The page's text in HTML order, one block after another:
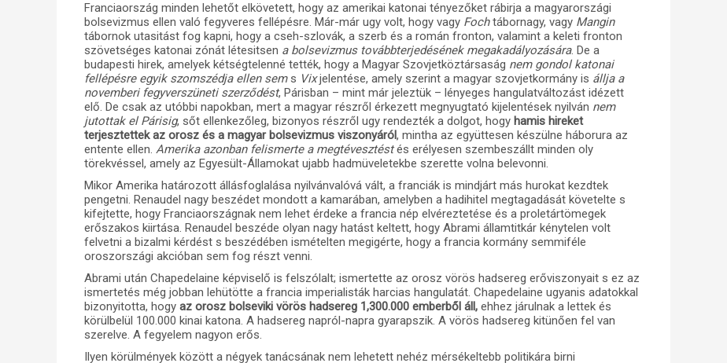
Franciaország minden lehetőt elkövetett, hogy az amerikai katonai tényezőket rábirja a magyarországi
bolsevizmus ellen való fegyveres fellépésre. Már-már ugy volt, hogy vagy Fochtábornagy, vagy Mangin
tábornok utasitást fog kapni, hogy a cseh-szlovák, a szerb és a román fronton, valamint a keleti fronton
szövetséges katonai zónát létesitsen a bolsevizmus továbbterjedésének megakadályozására. De a
budapesti hirek, amelyek kétségtelenné tették, hogy a Magyar Szovjetköztársaság nem gondol katonai
fellépésre egyik szomszédja ellen sems Vixjelentése, amely szerint a magyar szovjetkormány is állja a
novemberi fegyverszüneti szerződést, Párisban – mint már jeleztük – lényeges hangulatváltozást idézett
elő. De csak az utóbbi napokban, mert a magyar részről érkezett megnyugtató kijelentések nyilván nem
jutottak el Párisig, sőt ellenkezőleg, bizonyos részről ugy rendezték a dolgot, hogy hamis hireket
terjesztettek az orosz és a magyar bolsevizmus viszonyáról, mintha az együttesen készülne háborura az
entente ellen. Amerika azonban felismerte a megtévesztéstés erélyesen szembeszállt minden oly
törekvéssel, amely az Egyesült-Államokat ujabb hadmüveletekbe szerette volna belevonni.
Mikor Amerika határozott állásfoglalása nyilvánvalóvá vált, a franciák is mindjárt más hurokat kezdtek
pengetni. Renaudel nagy beszédet mondott a kamarában, amelyben a hadihitel megtagadását követelte s
kifejtette, hogy Franciaországnak nem lehet érdeke a francia nép elvéreztetése és a proletártömegek
erőszakos kiirtása. Renaudel beszéde olyan nagy hatást keltett, hogy Abrami államtitkár kénytelen volt
felvetni a bizalmi kérdést s beszédében ismételten megigérte, hogy a francia kormány semmiféle
oroszországi akcióban sem fog részt venni.
Abrami után Chapedelaine képviselő is felszólalt; ismertette az orosz vörös hadsereg erőviszonyait s ez az
ismertetés még jobban lehütötte a francia imperialisták harcias hangulatát. Chapedelaine ugyanis adatokkal
bizonyitotta, hogy az orosz bolseviki vörös hadsereg 1,300.000 emberből áll, ehhez járulnak a lettek és
körülbelül 100.000 kinai katona. A hadsereg napról-napra gyarapszik. A vörös hadsereg kitünően fel van
szerelve. A fegyelem nagyon erős.
Ilyen körülmények között a négyek tanácsának nem lehetett nehéz mérsékeltebb politikára birni